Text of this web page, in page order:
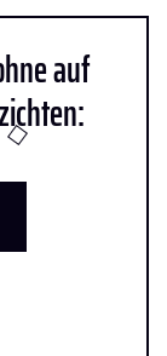
auf